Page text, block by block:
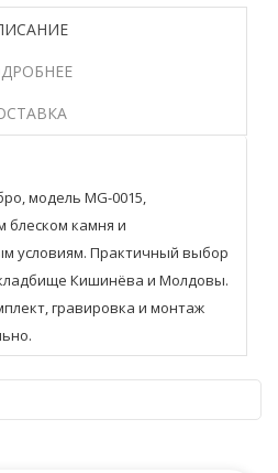
модель MG-0015,
блеском камня и
условиям. Практичный выбор
Кишинёва и Молдовы.
гравировка и монтаж